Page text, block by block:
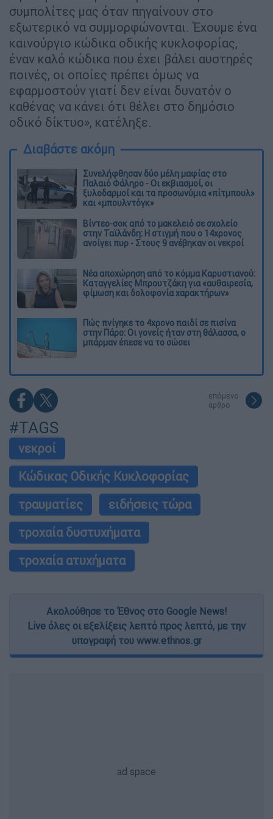
συμπολίτες μας όταν πηγαίνουν στο
εξωτερικό να συμμορφώνονται. Έχουμε ένα
καινούργιο κώδικα οδικής κυκλοφορίας,
έναν καλό κώδικα που έχει βάλει αυστηρές
ποινές, οι οποίες πρέπει όμως να
εφαρμοστούν γιατί δεν είναι δυνατόν ο
καθένας να κάνει ότι θέλει στο δημόσιο
οδικό δίκτυο», κατέληξε.
Διαβάστε ακόμη
Συνελήφθησαν δύο μέλη μαφίας στο
Παλαιό Φάληρο - Οι εκβιασμοί, οι
ξυλοδαρμοί και τα προσωνύμια «πίτμπουλ»
και «μπουλντόγκ»
Βίντεο-σοκ από το μακελειό σε σχολείο
στην Ταϊλάνδη: Η στιγμή που ο 14χρονος
ανοίγει πυρ - Στους 9 ανέβηκαν οι νεκροί
Νέα αποχώρηση από το κόμμα Καρυστιανού:
Καταγγελίες Μπρουτζάκη για «αυθαιρεσία,
φίμωση και δολοφονία χαρακτήρων»
Πώς πνίγηκε το 4χρονο παιδί σε πισίνα
στην Πάρο: Οι γονείς ήταν στη θάλασσα, ο
μπάρμαν έπεσε να το σώσει
επόμενο
άρθρο
#TAGS
νεκροί
Κώδικας Οδικής Κυκλοφορίας
τραυματίες
ειδήσεις τώρα
τροχαία δυστυχήματα
τροχαία ατυχήματα
Ακολούθησε το Έθνος στο Google News!
Live όλες οι εξελίξεις λεπτό προς λεπτό, με την
υπογραφή του www.ethnos.gr